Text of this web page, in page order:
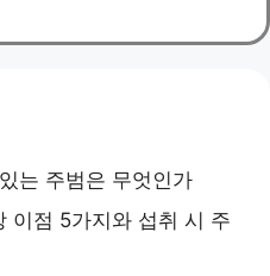
는 주범은 무엇인가
이점 5가지와 섭취 시 주